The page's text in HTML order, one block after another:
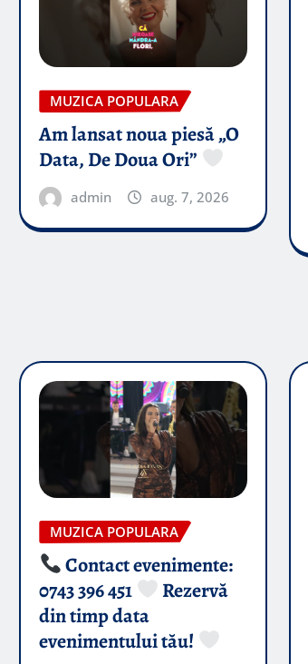
MUZICA POPULARA
Am lansat noua piesă „O
Data, De Doua Ori”
admin aug. 7, 2026
MUZICA POPULARA
Contact evenimente:
0743 396 451
Rezervă
din timp data
evenimentului tău!